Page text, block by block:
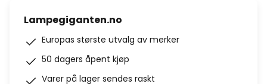
Lampegiganten.no
Europas største utvalg av merker
50 dagers åpent kjøp
Varer på lager sendes raskt